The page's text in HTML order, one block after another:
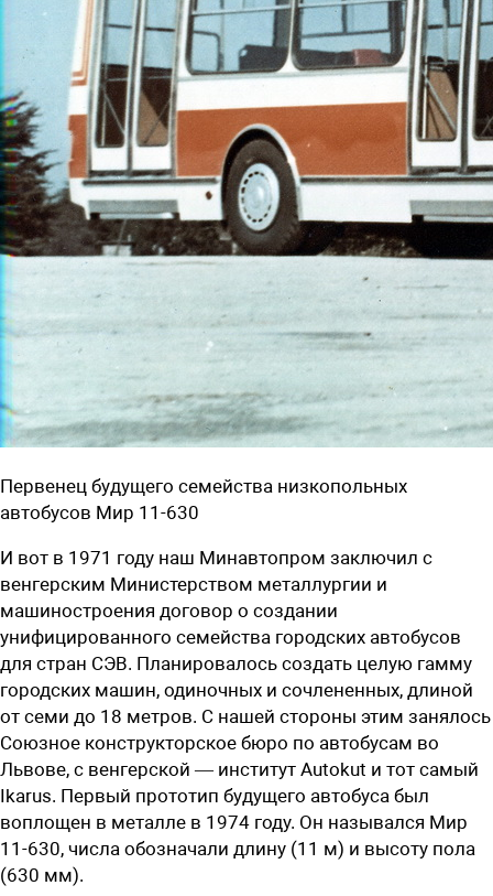
Первенец будущего семейства низкопольных
автобусов Мир 11-630
И вот в 1971 году наш Минавтопром заключил с
венгерским Министерством металлургии и
машиностроения договор о создании
унифицированного семейства городских автобусов
для стран СЭВ. Планировалось создать целую гамму
городских машин, одиночных и сочлененных, длиной
от семи до 18 метров. С нашей стороны этим занялось
Союзное конструкторское бюро по автобусам во
Львове, с венгерской — институт Autokut и тот самый
Ikarus. Первый прототип будущего автобуса был
воплощен в металле в 1974 году. Он назывался Мир
11-630, числа обозначали длину (11 м) и высоту пола
(630 мм).